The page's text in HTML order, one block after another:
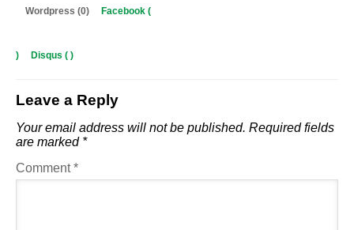
Wordpress (0) Facebook (
) Disqus ( )
Leave a Reply
Your email address will not be published. Required fields
are marked *
Comment*